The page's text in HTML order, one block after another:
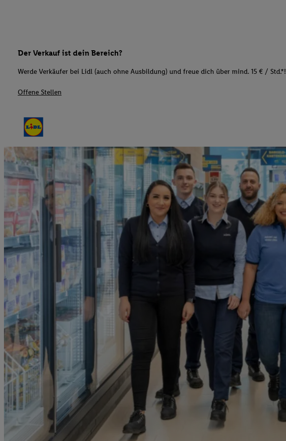
Der Verkauf ist dein Bereich?
Werde Verkäufer bei Lidl (auch ohne Ausbildung) und freue dich über mind. 15 € / Std.*!
Offene Stellen